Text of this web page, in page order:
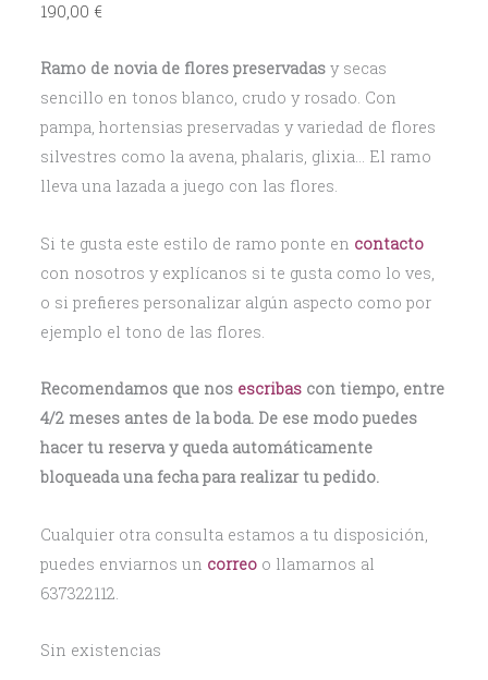
190,00 €
Ramo de novia de flores preservadas y secas
sencillo en tonos blanco, crudo y rosado. Con
pampa, hortensias preservadas y variedad de flores
silvestres como la avena, phalaris, glixia… El ramo
lleva una lazada a juego con las flores.
Si te gusta este estilo de ramo ponte en contacto
con nosotros y explícanos si te gusta como lo ves,
o si prefieres personalizar algún aspecto como por
ejemplo el tono de las flores.
Recomendamos que nos escribas con tiempo, entre
4/2 meses antes de la boda. De ese modo puedes
hacer tu reserva y queda automáticamente
bloqueada una fecha para realizar tu pedido.
Cualquier otra consulta estamos a tu disposición,
puedes enviarnos un correo o llamarnos al
637322112.
Sin existencias